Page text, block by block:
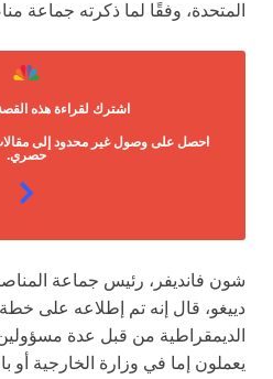
المتحدة، وفقًا لما ذكرته جماعة
اشترك لقراءة هذه
احصل على وصول غير محدود إلى
حصري.
شون فانديفر، رئيس جماعة
دييغو، قال إنه تم إطلاعه على
الديمقراطية من قبل عدة
يعملون إما في وزارة الخارجية أو